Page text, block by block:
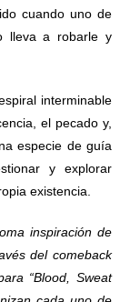
cuando uno de
lleva a robarle y
interminable
el pecado y,
especie de guía
y explorar
existencia.
inspiración de
del comeback
“Blood, Sweat